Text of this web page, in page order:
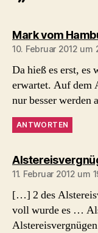
Mark vom
10. Februar 2012 um
Da hieß es erst,
erwartet. Auf dem
nur besser werden
ANTWORTEN
11. Februar 2012 um
[…] 2 des
voll wurde es …